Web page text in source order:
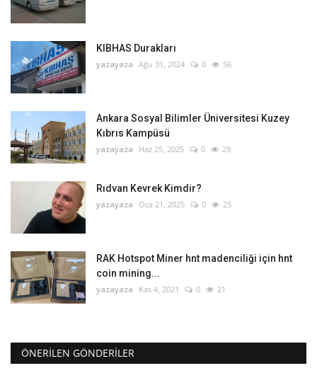
KIBHAS Durakları
yazayaza Ağu 31, 2024 0 56
Ankara Sosyal Bilimler Üniversitesi Kuzey
Kıbrıs Kampüsü
yazayaza Haz 25, 2025 0 29
Rıdvan Kevrek Kimdir?
yazayaza Oca 21, 2025 0 25
RAK Hotspot Miner hnt madenciliği için hnt
coin mining...
yazayaza Kas 4, 2021 0 21
ÖNERILEN GÖNDERILER